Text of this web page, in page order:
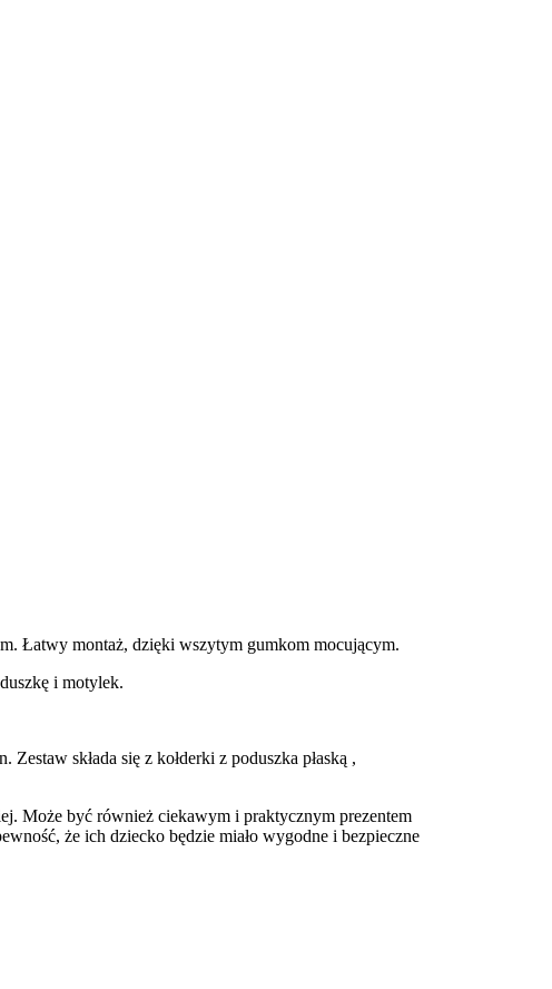
Łatwy montaż, dzięki wszytym gumkom mocującym.
i motylek.
składa się z kołderki z poduszka płaską ,
Może być również ciekawym i praktycznym prezentem
że ich dziecko będzie miało wygodne i bezpieczne